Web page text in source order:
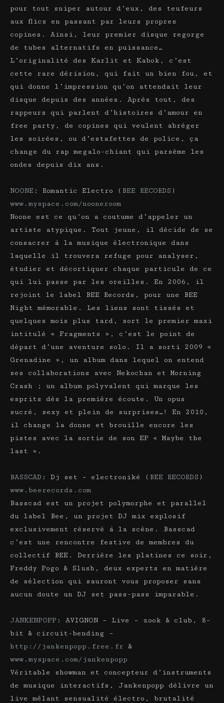
pour tout sniper autour d’eux, des teufeurs
aux flics en passant par leurs propres
copines. Ainsi, leur premier disque regorge
de tubes alternatifs en puissance…
L’originalité des Karlit et Kabok, c’est
cette rare dérision, qui fait un bien fou, et
qui donne l’impression qu’on attendait leur
disque depuis des années. Après tout, des
rappeurs qui parlent d’histoires d’amour en
free party, de copines qui veulent abréger
les soirées, ou d’estafettes de police, ça
change du rap megalo-chiant qui parsème les
ondes depuis dix ans.
NOONE : Romantic Electro ( BEE RECORDS )
www.myspace.com/nooneroom
Noone est ce qu’on a coutume d’appeler un
artiste atypique. Tout jeune, il décide de se
consacrer à la musique électronique dans
laquelle il trouvera refuge pour analyser,
étudier et décortiquer chaque particule de ce
qui lui passe par les oreilles. En 2006, il
rejoint le label BEE Records, pour une BEE
Night mémorable. Les liens sont tissés et
quelques mois plus tard, sort le premier maxi
intitulé « Fragments », c’est le point de
départ d’une aventure solo. Il a sorti 2009 «
Grenadine », un album dans lequel on entend
ses collaborations avec Nekochan et Morning
Crash ; un album polyvalent qui marque les
esprits dès la première écoute. Un opus
sucré, sexy et plein de surprises…! En 2010,
il change la donne et brouille encore les
pistes avec la sortie de son EP « Maybe the
last ».
BASSCAD : Dj set – electroniké ( BEE RECORDS )
www.beerecords.com
Basscad est un projet polymorphe et parallel
du label Bee, un projet DJ mix explosif
exclusivement réservé à la scène. Basscad
c’est une rencontre festive de membres du
collectif BEE. Derrière les platines ce soir,
Freddy Pogo & Slush, deux experts en matière
de sélection qui sauront vous proposer sans
aucun doute un DJ set pass-pass imparable.
JANKENPOPP : AVIGNON – Live – zook & club, 8-
bit & circuit-bending –
http://jankenpopp.free.fr
&
www.myspace.com/jankenpopp
Véritable showman et concepteur d’instruments
de musique interactifs, Jankenpopp délivre un
live mêlant sensualité électro, brutalité